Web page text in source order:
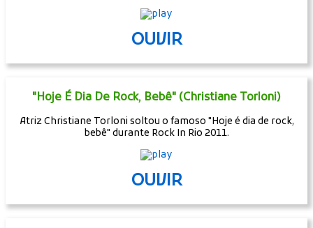
OUVIR
"Hoje É Dia De Rock, Bebê" (Christiane Torloni)
Atriz Christiane Torloni soltou o famoso "Hoje é dia de rock,
bebê" durante Rock In Rio 2011.
OUVIR